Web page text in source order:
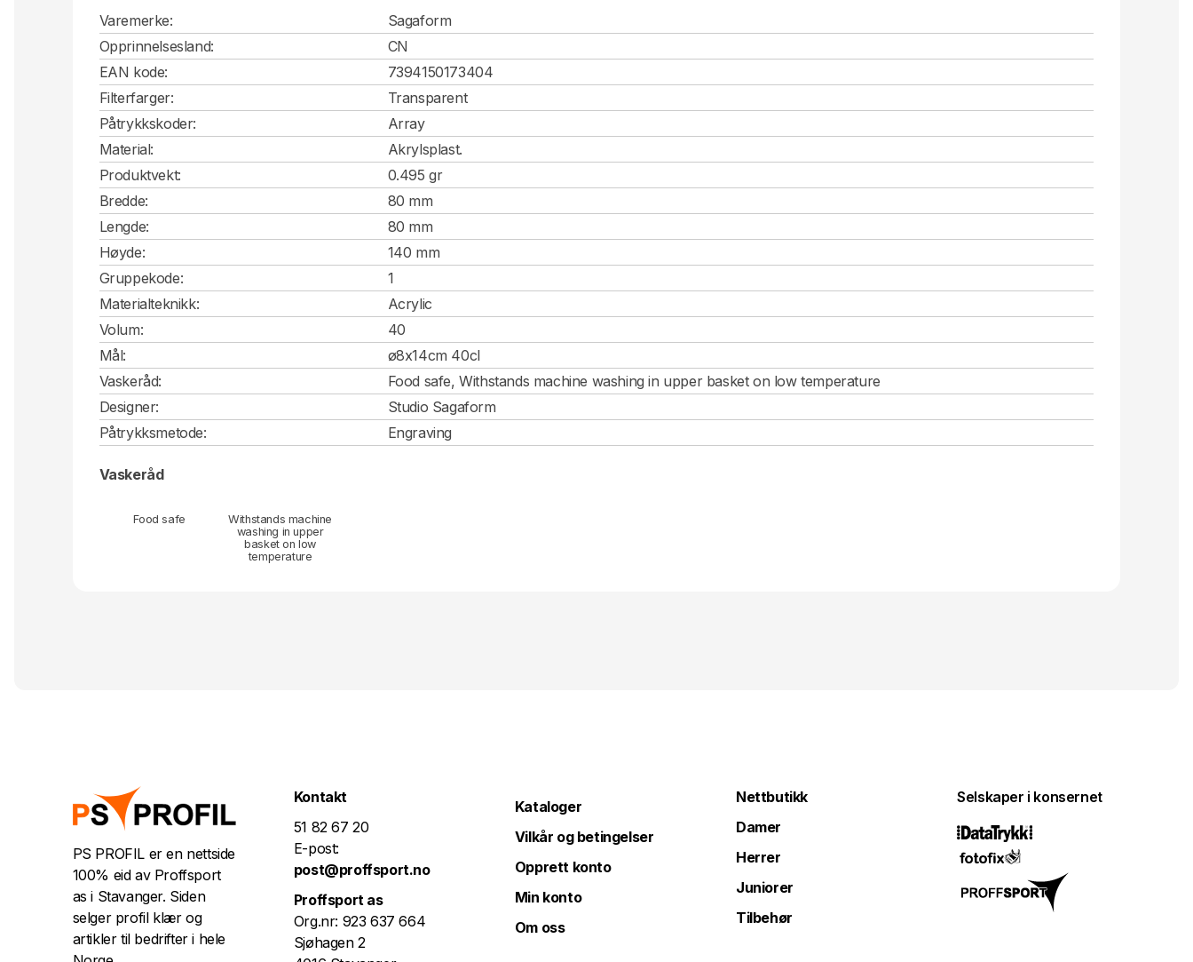
Varemerke:
Sagaform
Opprinnelsesland:
CN
EAN kode:
7394150173404
Filterfarger:
Transparent
Påtrykkskoder:
Array
Material:
Akrylsplast.
Produktvekt:
0.495 gr
Bredde:
80 mm
Lengde:
80 mm
Høyde:
140 mm
Gruppekode:
1
Materialteknikk:
Acrylic
Volum:
40
Mål:
ø8x14cm 40cl
Vaskeråd:
Food safe, Withstands machine washing in upper basket on low temperature
Designer:
Studio Sagaform
Påtrykksmetode:
Engraving
Vaskeråd
Food safe
Withstands machine
washing in upper
basket on low
temperature
PS PROFIL er en nettside
100% eid av Proffsport
as i Stavanger. Siden
selger profil klær og
artikler til bedrifter i hele
Kontakt
51 82 67 20
E-post:
post@proffsport.no
Proffsport as
Org.nr: 923 637 664
Sjøhagen 2
Kataloger
Vilkår og betingelser
Opprett konto
Min konto
Om oss
Nettbutikk
Damer
Herrer
Juniorer
Tilbehør
Selskaper i konsernet